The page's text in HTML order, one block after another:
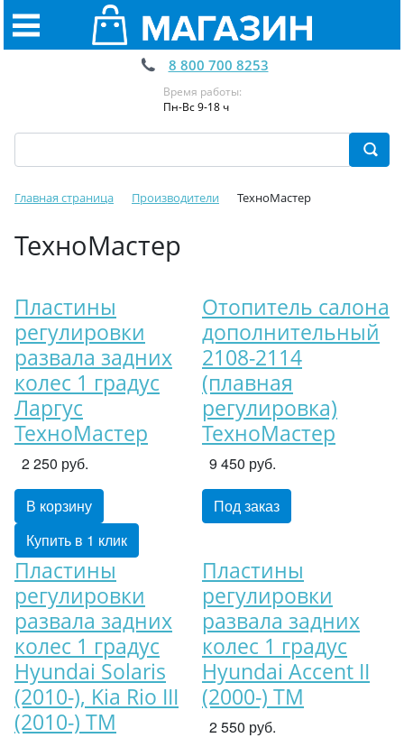
8 800 700 8253
Время работы:
Пн-Вс 9-18 ч
Главная страница Производители ТехноМастер
ТехноМастер
Пластины
регулировки
развала задних
колес 1 градус
Ларгус
ТехноМастер
2 250 руб.
В корзину
Купить в 1 клик
Отопитель салона
дополнительный
2108-2114
(плавная
регулировка)
ТехноМастер
9 450 руб.
Под заказ
Пластины
регулировки
развала задних
колес 1 градус
Hyundai Solaris
(2010-), Kia Rio III
(2010-) ТM
Пластины
регулировки
развала задних
колес 1 градус
Hyundai Accent II
(2000-) ТM
2 550 руб.